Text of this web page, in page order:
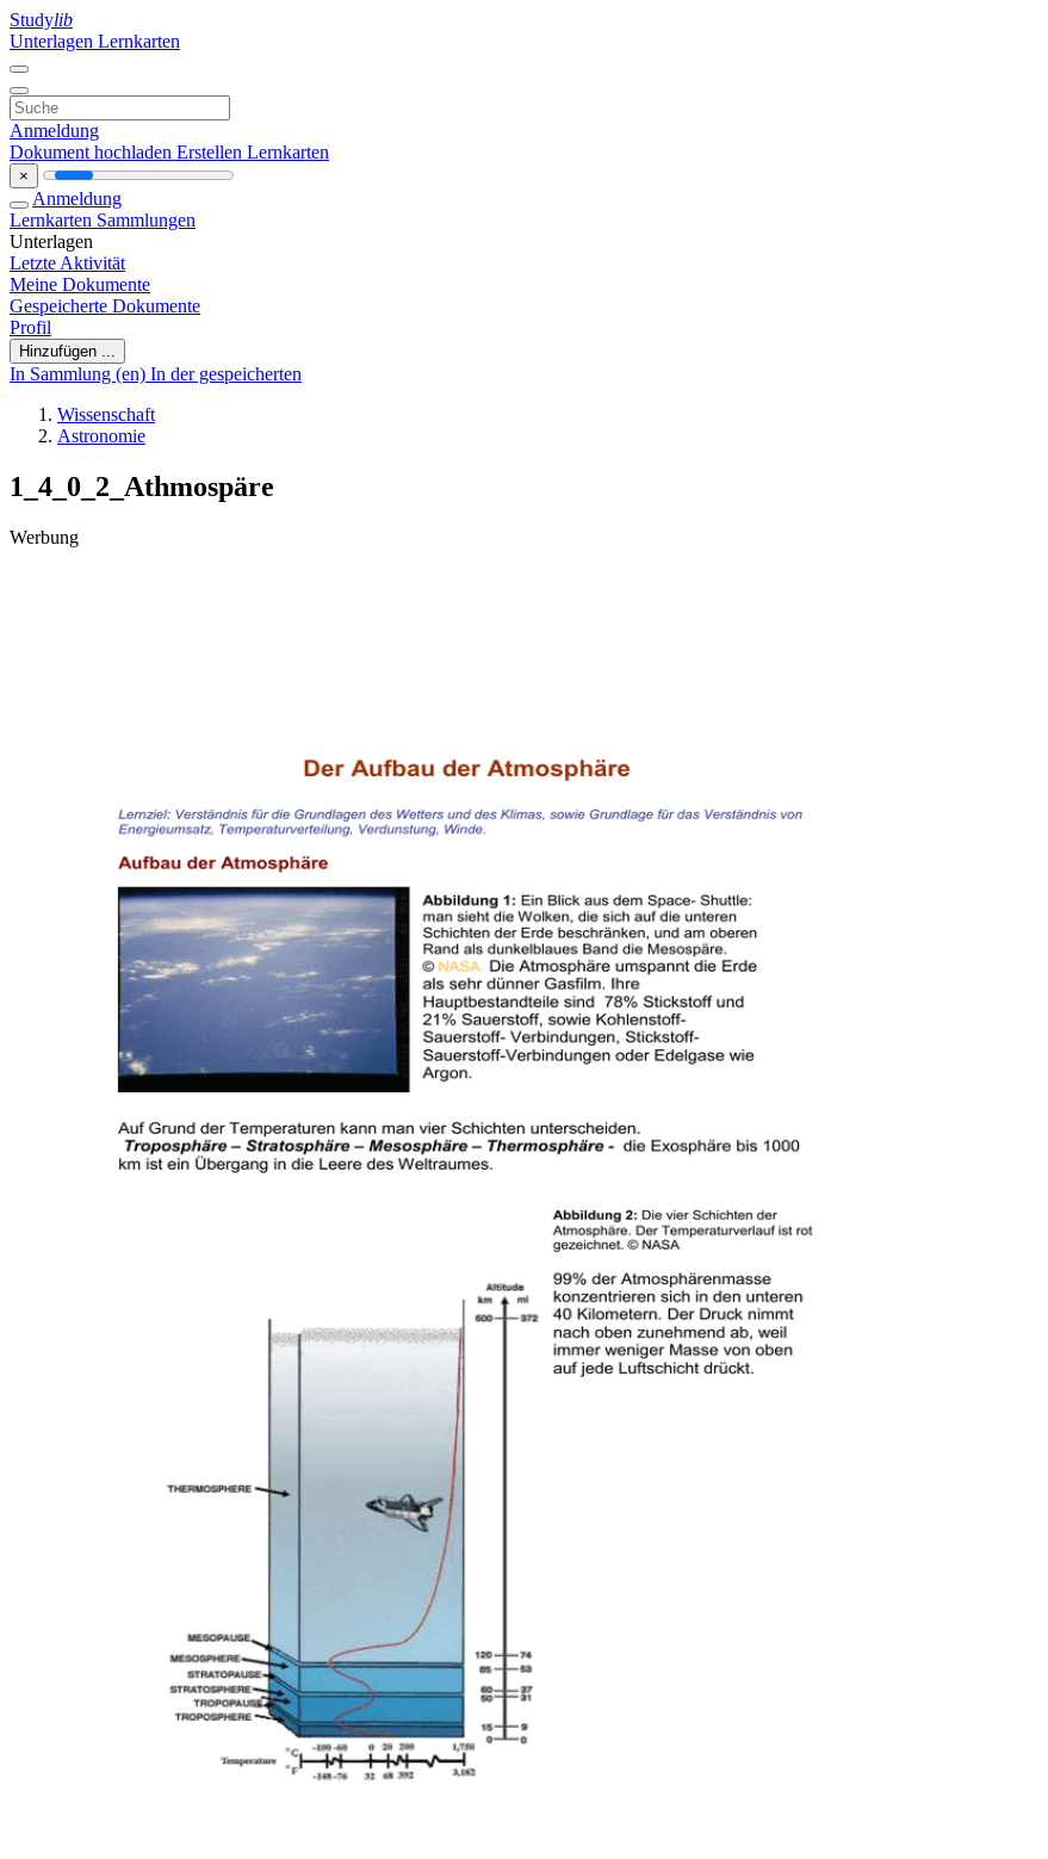
Studylib
Unterlagen Lernkarten
Anmeldung
Dokument hochladen Erstellen Lernkarten
×
Anmeldung
Lernkarten Sammlungen
Unterlagen
Letzte Aktivität
Meine Dokumente
Gespeicherte Dokumente
Profil
Hinzufügen ...
In Sammlung (en) In der gespeicherten
Wissenschaft
Astronomie
1_4_0_2_Athmospäre
Werbung